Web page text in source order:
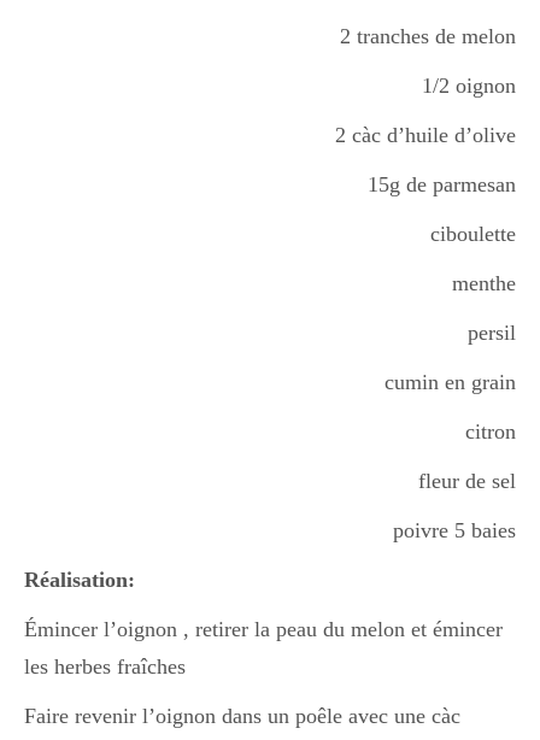
2 tranches de melon
1/2 oignon
2 càc d’huile d’olive
15g de parmesan
ciboulette
menthe
persil
cumin en grain
citron
fleur de sel
poivre 5 baies
Réalisation:
Émincer l’oignon , retirer la peau du melon et émincer
les herbes fraîches
Faire revenir l’oignon dans un poêle avec une càc